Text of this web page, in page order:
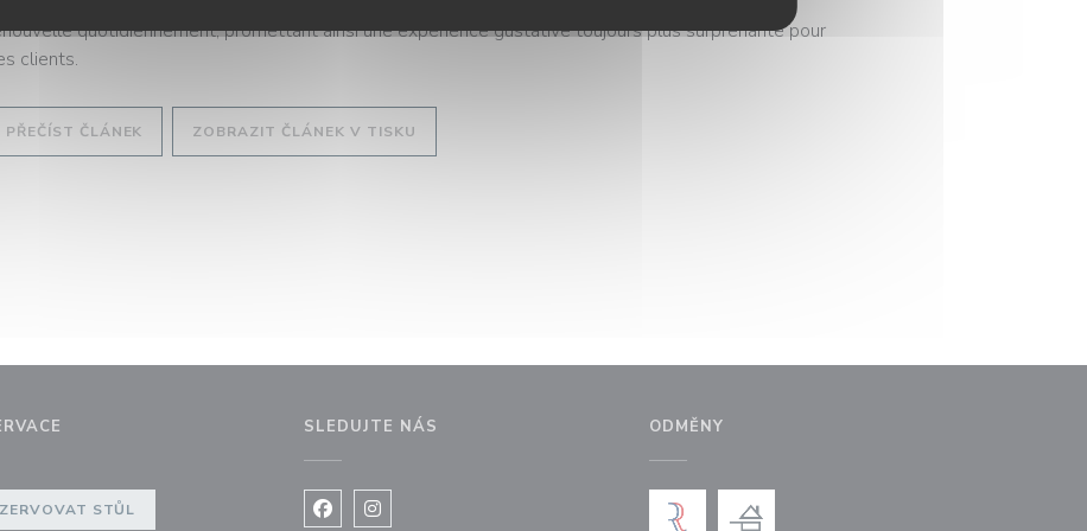
quotidiennement, promettant ainsi une expérience gustative toujours plus surprenante pour
clients.
PŘEČÍST ČLÁNEK ((OTEVŘE SE V NOVÉM OKNĚ))
ZOBRAZIT ČLÁNEK V TISKU
STŮL
SLEDUJTE NÁS
Facebook ((otevře se v novém okně))
Instagram ((otevře se v novém okně))
ODMĚNY